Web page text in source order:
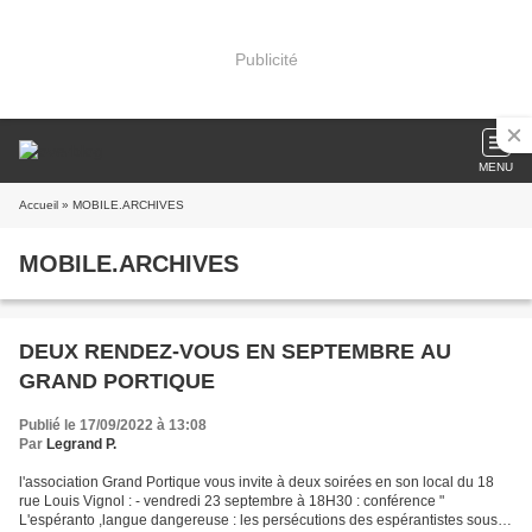
Publicité
MENU
Accueil » MOBILE.ARCHIVES
MOBILE.ARCHIVES
DEUX RENDEZ-VOUS EN SEPTEMBRE AU
GRAND PORTIQUE
Publié le 17/09/2022 à 13:08
Par Legrand P.
l'association Grand Portique vous invite à deux soirées en son local du 18
rue Louis Vignol : - vendredi 23 septembre à 18H30 : conférence "
L'espéranto ,langue dangereuse : les persécutions des espérantistes sous